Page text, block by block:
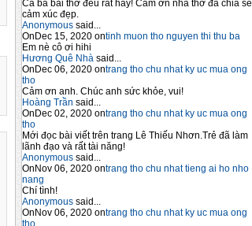
Cả ba bài thơ đều rất hay! Cám ơn nhà thơ đã chia sẻ
cảm xúc đẹp.
Anonymous said...
OnDec 15, 2020 ontinh muon tho nguyen thi thu ba
Em nè cô ơi hihi
Hương Quê Nhà said...
OnDec 06, 2020 ontrang tho chu nhat ky uc mua ong
tho
Cảm ơn anh. Chúc anh sức khỏe, vui!
Hoàng Trần said...
OnDec 02, 2020 ontrang tho chu nhat ky uc mua ong
tho
Mới đọc bài viết trên trang Lê Thiếu Nhơn.Trẻ đã làm
lãnh đạo và rất tài năng!
Anonymous said...
OnNov 06, 2020 ontrang tho chu nhat tieng ai ho nho
nang
Chí tình!
Anonymous said...
OnNov 06, 2020 ontrang tho chu nhat ky uc mua ong
tho